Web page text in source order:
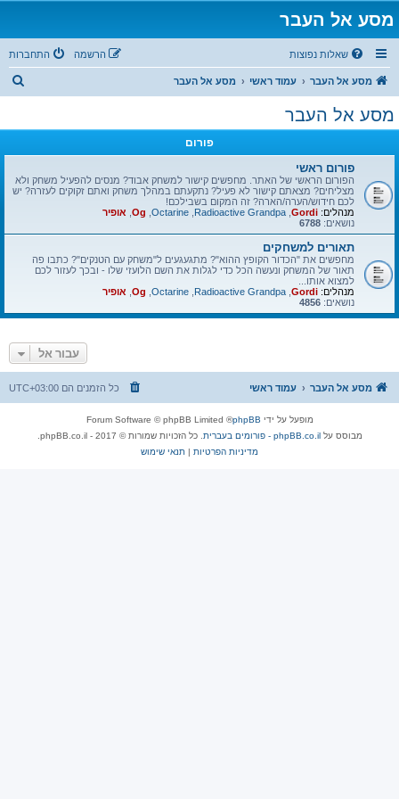
מסע אל העבר
שאלות נפוצות התחברות הרשמה
מסע אל העבר עמוד ראשי מסע אל העבר
מסע אל העבר
פורום
פורום ראשי
הפורום הראשי של האתר. מחפשים קישור למשחק אבוד? מנסים להפעיל משחק ולא
מצליחים? מצאתם קישור לא פעיל? נתקעתם במהלך משחק ואתם זקוקים לעזרה? יש
לכם חידוש/הערה/הארה? זה המקום בשבילכם!
מנהלים: Gordi
Radioactive Grandpa
Octarine
Og אופיר
נושאים: 6788
תאורים למשחקים
מחפשים את "הכדור הקופץ ההוא"? מתגעגעים ל"משחק עם הטנקים"? כתבו פה
תאור של המשחק ונעשה הכל כדי לגלות את השם הלועזי שלו - ובכך לעזור לכם
למצוא אותו...
מנהלים: Gordi
Radioactive Grandpa
Octarine
Og אופיר
נושאים: 4856
עבור אל
מסע אל העבר עמוד ראשי כל הזמנים הם UTC+03:00
מופעל על ידי phpBB
® Forum Software © phpBB Limited
מבוסס עלphpBB.co.il - פורומים בעברית
. כל הזכויות שמורות © 2017 - phpBB.co.il.
מדיניות הפרטיות | תנאי שימוש